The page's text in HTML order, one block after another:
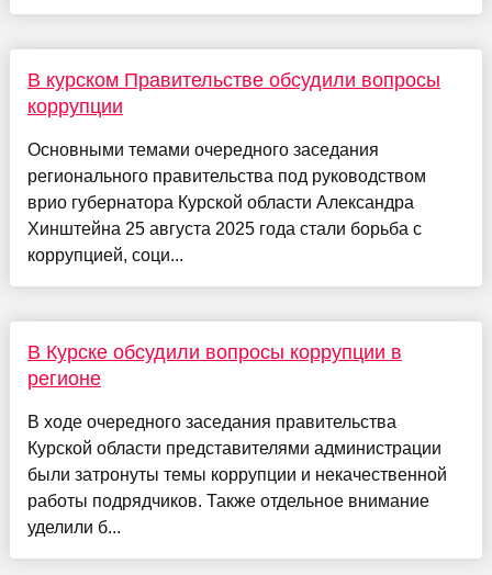
В курском Правительстве обсудили вопросы
коррупции
Основными темами очередного заседания
регионального правительства под руководством
врио губернатора Курской области Александра
Хинштейна 25 августа 2025 года стали борьба с
коррупцией, соци...
В Курске обсудили вопросы коррупции в
регионе
В ходе очередного заседания правительства
Курской области представителями администрации
были затронуты темы коррупции и некачественной
работы подрядчиков. Также отдельное внимание
уделили б...